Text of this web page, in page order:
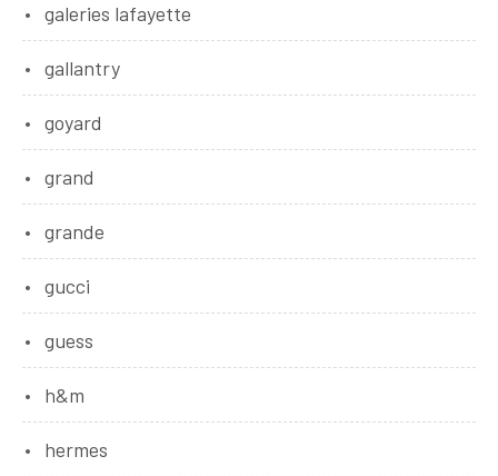
galeries lafayette
gallantry
goyard
grand
grande
gucci
guess
h&m
hermes